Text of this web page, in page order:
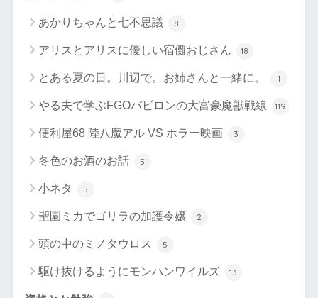
あかりちゃんと七不思議 8
アリスとアリスに優しい宿儺おじさん 18
とある夏の日。川辺で。お姉さんと一緒に。 1
やる夫で学ぶFGOバビロンの大富豪魔獣戦線 119
便利屋68 陸八魔アル VS ホラー映画 3
冬色のお酒のお話 5
小ネタ 5
聖園ミカでゴリラの加護令嬢 2
頭の中のミノタウロス 5
駆け抜けるようにモンハンワイルズ 13